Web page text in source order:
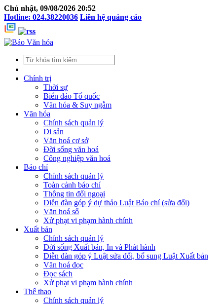
Chủ nhật, 09/08/2026 20:52
Hotline: 024.38220036 Liên hệ quảng cáo
Chính trị
Thời sự
Biển đảo Tổ quốc
Văn hóa & Suy ngẫm
Văn hóa
Chính sách quản lý
Di sản
Văn hoá cơ sở
Đời sống văn hoá
Công nghiệp văn hoá
Báo chí
Chính sách quản lý
Toàn cảnh báo chí
Thông tin đối ngoại
Diễn đàn góp ý dự thảo Luật Báo chí (sửa đổi)
Văn hoá số
Xử phạt vi phạm hành chính
Xuất bản
Chính sách quản lý
Đời sống Xuất bản, In và Phát hành
Diễn đàn góp ý Luật sửa đổi, bổ sung Luật Xuất bản
Văn hoá đọc
Đọc sách
Xử phạt vi phạm hành chính
Thể thao
Chính sách quản lý